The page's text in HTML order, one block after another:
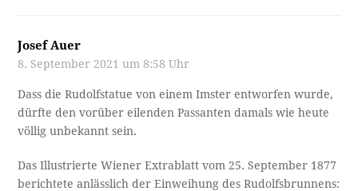
Josef Auer
8. September 2021 um 8:58 Uhr
Dass die Rudolfstatue von einem Imster entworfen wurde,
dürfte den vorüber eilenden Passanten damals wie heute
völlig unbekannt sein.
Das Illustrierte Wiener Extrablatt vom 25. September 1877
berichtete anlässlich der Einweihung des Rudolfsbrunnens: